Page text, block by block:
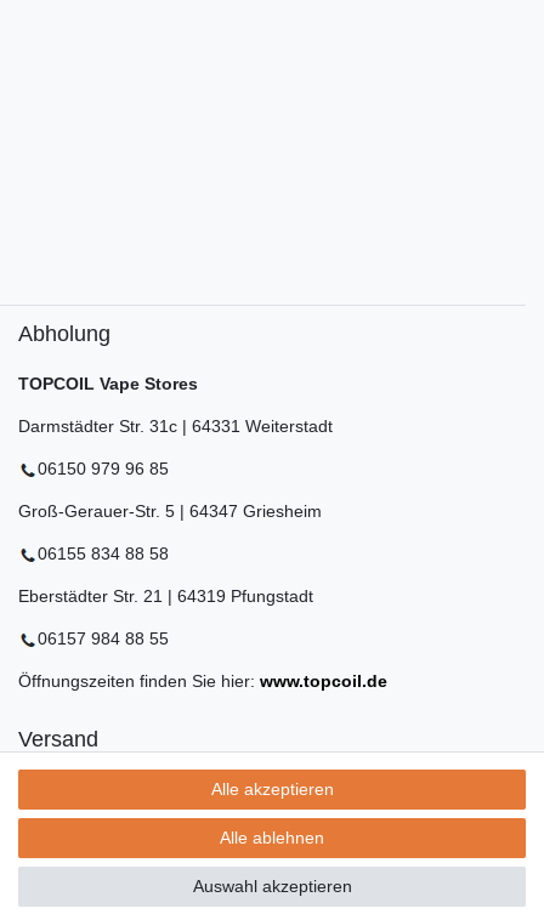
Abholung
TOPCOIL Vape Stores
Darmstädter Str. 31c | 64331 Weiterstadt
06150 979 96 85
Groß-Gerauer-Str. 5 | 64347 Griesheim
06155 834 88 58
Eberstädter Str. 21 | 64319 Pfungstadt
06157 984 88 55
Öffnungszeiten finden Sie hier: www.topcoil.de
Versand
Versandinformation
- kostenfrei ab 39€ Warenwert
- nur innerhalb Deutschlands
Alle akzeptieren
Alle ablehnen
Auswahl akzeptieren